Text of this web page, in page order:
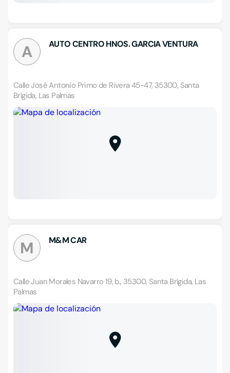
A AUTO CENTRO HNOS. GARCIA VENTURA
Calle José Antonio Primo de Rivera 45-47, 35300, Santa
Brígida, Las Palmas
M M&M CAR
Calle Juan Morales Navarro 19, b., 35300, Santa Brígida, Las
Palmas